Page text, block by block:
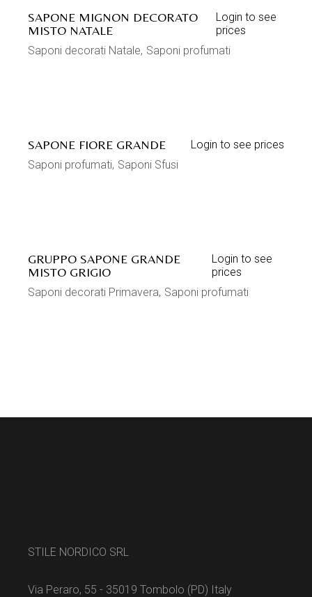
SAPONE MIGNON DECORATO
MISTO NATALE
Login to see
prices
Saponi decorati Natale Saponi profumati
SAPONE FIORE GRANDE
Login to see prices
Saponi profumati Saponi Sfusi
GRUPPO SAPONE GRANDE
MISTO GRIGIO
Login to see
prices
Saponi decorati Primavera Saponi profumati
STILE NORDICO SRL
Via Peraro, 55 - 35019 Tombolo (PD) Italy